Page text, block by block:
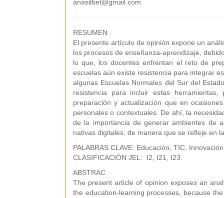
anasilbet@gmail.com
RESUMEN
El presente artículo de opinión expone un
los procesos de enseñanza-aprendizaje,
lo que, los docentes enfrentan el reto de
escuelas aún existe resistencia para integrar
algunas Escuelas Normales del Sur del
resistencia para incluir estas
preparación y actualización que en
personales o contextuales. De ahí, la
de la importancia de generar ambientes de
nativas digitales, de manera que se refleje en
PALABRAS CLAVE: Educación, TIC,
CLASIFICACIÓN JEL: I2, I21, I23.
ABSTRAC
The present article of opinion exposes an
the education-learning processes, because